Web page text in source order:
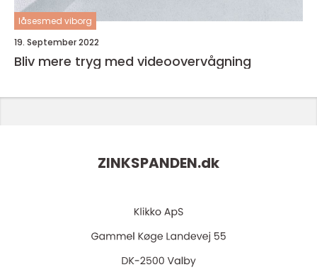
låsesmed viborg
19. September 2022
Bliv mere tryg med videoovervågning
ZINKSPANDEN.dk